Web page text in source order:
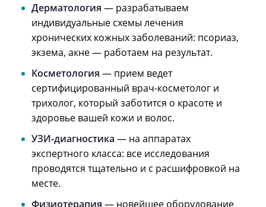
Дерматология — разрабатываем
индивидуальные схемы лечения
хронических кожных заболеваний: псориаз,
экзема, акне — работаем на результат.
Косметология — прием ведет
сертифицированный врач-косметолог и
трихолог, который заботится о красоте и
здоровье вашей кожи и волос.
УЗИ-диагностика — на аппаратах
экспертного класса: все исследования
проводятся тщательно и с расшифровкой на
месте.
Физиотерапия — новейшее оборудование